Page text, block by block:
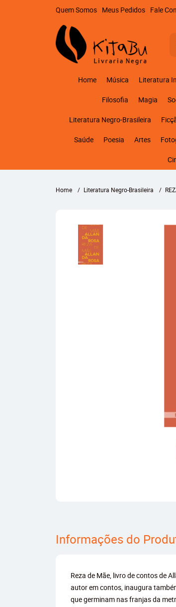
Quem Somos Meus Pedidos Fale
Home Música Literatura
Filosofia Magia
Literatura Negro-Brasileira
Saúde Poesia Artes
Home Literatura Negro-Brasileira
Informações do
Reza de Mãe, livro de contos de
autor em contos, inaugura
que germinam nas franjas da